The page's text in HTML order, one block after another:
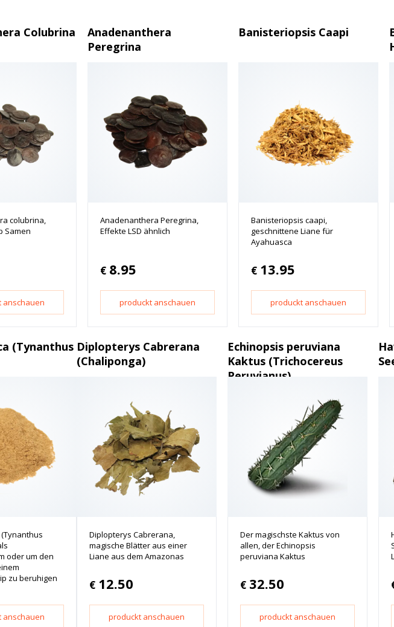
Colubrina
colubrina,
Samen
anschauen
Anadenanthera
Peregrina
Anadenanthera Peregrina,
Effekte LSD ähnlich
€ 8.95
produckt anschauen
Banisteriopsis Caapi
Banisteriopsis caapi,
geschnittene Liane für
Ayahuasca
€ 13.95
produckt anschauen
(Tynanthus
oder um den
zu beruhigen
anschauen
Diplopterys Cabrerana
(Chaliponga)
Diplopterys Cabrerana,
magische Blätter aus einer
Liane aus dem Amazonas
€ 12.50
produckt anschauen
Echinopsis peruviana
Kaktus (Trichocereus
Peruvianus)
Der magischste Kaktus von
allen, der Echinopsis
peruviana Kaktus
€ 32.50
produckt anschauen